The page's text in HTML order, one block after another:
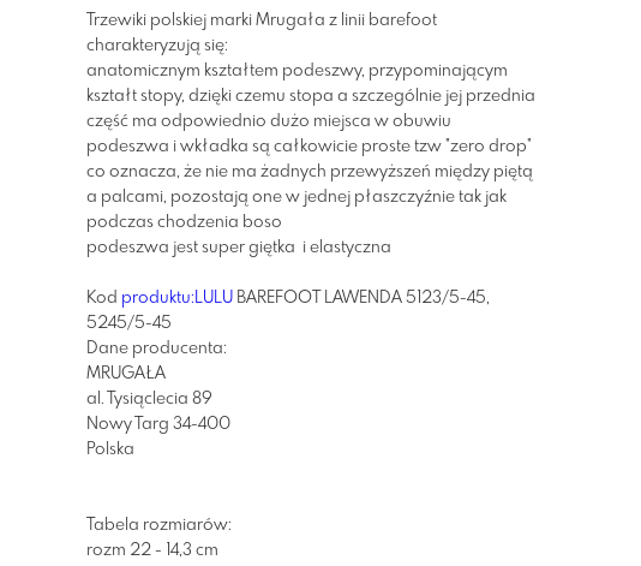
Trzewiki polskiej marki Mrugała z linii barefoot
charakteryzują się:
anatomicznym kształtem podeszwy, przypominającym
kształt stopy, dzięki czemu stopa a szczególnie jej przednia
część ma odpowiednio dużo miejsca w obuwiu
podeszwa i wkładka są całkowicie proste tzw "zero drop"
co oznacza, że nie ma żadnych przewyższeń między piętą
a palcami, pozostają one w jednej płaszczyźnie tak jak
podczas chodzenia boso
podeszwa jest super giętka i elastyczna
Kod produktu:LULU BAREFOOT LAWENDA 5123/5-45,
5245/5-45
Dane producenta:
MRUGAŁA
al. Tysiąclecia 89
Nowy Targ 34-400
Polska
Tabela rozmiarów:
rozm 22 - 14,3 cm